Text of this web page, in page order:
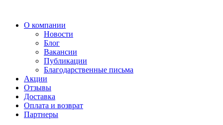
О компании
Новости
Блог
Вакансии
Публикации
Благодарственные письма
Акции
Отзывы
Доставка
Оплата и возврат
Партнеры